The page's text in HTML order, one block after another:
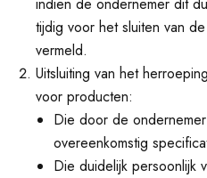
indien de ondernemer dit
tijdig voor het sluiten van
vermeld.
Uitsluiting van het
voor producten:
Die door de
overeenkomstig
Die duidelijk persoonlijk